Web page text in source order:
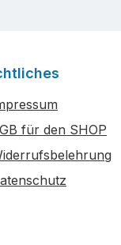
für den SHOP